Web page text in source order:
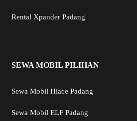
Rental Xpander Padang
SEWA MOBIL PILIHAN
Sewa Mobil Hiace Padang
Sewa Mobil ELF Padang